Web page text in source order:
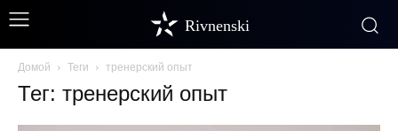
Rivnenski
Домой Теги тренерский опыт
Тег: тренерский опыт